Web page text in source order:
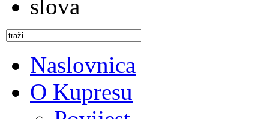
Naslovnica
O Kupresu